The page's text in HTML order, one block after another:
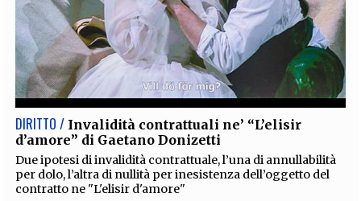
DIRITTO / Invalidità contrattuali ne’ “L’elisir
d’amore” di Gaetano Donizetti
Due ipotesi di invalidità contrattuale, l’una di annullabilità
per dolo, l’altra di nullità per inesistenza dell’oggetto del
contratto ne "L'elisir d'amore"